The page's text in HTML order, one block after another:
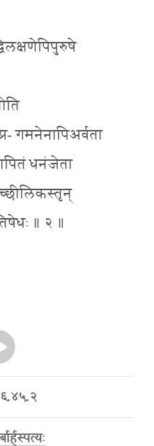
गमनेनापिअर्वता
धनंजेता
॥ २ ॥
६.४५.२